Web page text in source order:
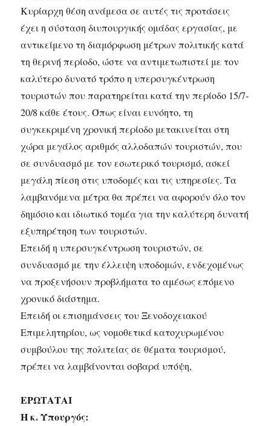
Κυρίαρχη θέση ανάμεσα σε αυτές τις προτάσεις
έχει η σύσταση διυπουργικής ομάδας εργασίας, με
αντικείμενο τη διαμόρφωση μέτρων πολιτικής κατά
τη θερινή περίοδο,ώστε να αντιμετωπιστεί με τον
καλύτερο δυνατό τρόπο η υπερσυγκέντρωση
τουριστών που παρατηρείται κατά την περίοδο 15/7-
20/8 κάθε έτους. Όπως είναι ευνόητο, τη
συγκεκριμένη χρονική περίοδο μετακινείται στη
χώρα μεγάλος αριθμός αλλοδαπών τουριστών, που
σε συνδυασμό με τον εσωτερικό τουρισμό, ασκεί
μεγάλη πίεση στις υποδομές και τις υπηρεσίες. Τα
λαμβανόμενα μέτρα θα πρέπει να αφορούν όλο τον
δημόσιο και ιδιωτικό τομέα για την καλύτερη δυνατή
εξυπηρέτηση των τουριστών.
Επειδή η υπερσυγκέντρωση τουριστών, σε
συνδυασμό με την έλλειψη υποδομών, ενδεχομένως
να προξενήσουν προβλήματα το αμέσως επόμενο
χρονικό διάστημα.
Επειδή οι επισημάνσεις του Ξενοδοχειακού
Επιμελητηρίου, ως νομοθετικά κατοχυρωμένου
συμβούλου της πολιτείας σε θέματα τουρισμού,
πρέπει να λαμβάνονται σοβαρά υπόψη,
ΕΡΩΤΑΤΑΙ
Η κ. Υπουργός: